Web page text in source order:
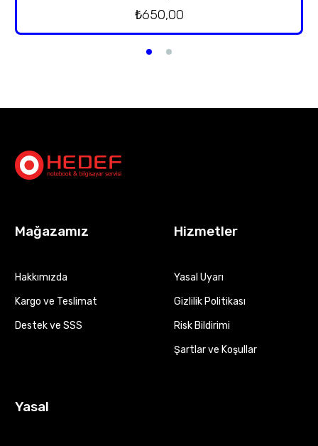
₺650,00
Mağazamız
Hakkımızda
Kargo ve Teslimat
Destek ve SSS
Hizmetler
Yasal Uyarı
Gizlilik Politikası
Risk Bildirimi
Şartlar ve Koşullar
Yasal